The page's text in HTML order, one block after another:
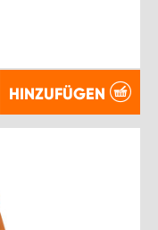
HINZUFÜGEN